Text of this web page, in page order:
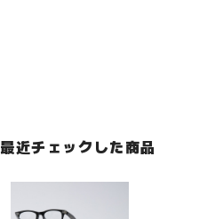
最近チェックした商品